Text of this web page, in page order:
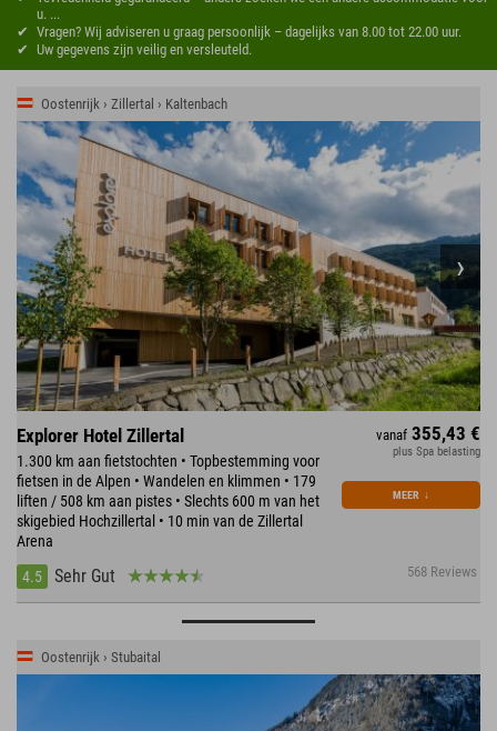
u. ...
Vragen? Wij adviseren u graag persoonlijk – dagelijks van 8.00 tot 22.00 uur.
Uw gegevens zijn veilig en versleuteld.
Oostenrijk › Zillertal › Kaltenbach
Explorer Hotel Zillertal
1.300 km aan fietstochten • Topbestemming voor
fietsen in de Alpen • Wandelen en klimmen • 179
liften / 508 km aan pistes • Slechts 600 m van het
skigebied Hochzillertal • 10 min van de Zillertal
Arena
4.5
Sehr Gut 568 Reviews
vanaf 355,43 €
plus Spa belasting
MEER ↓
Oostenrijk › Stubaital